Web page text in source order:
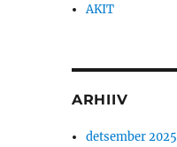
AKIT
ARHIIV
detsember 2025